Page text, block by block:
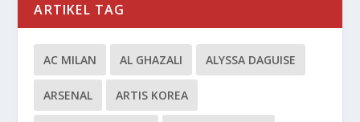
ARTIKEL TAG
AC MILAN AL GHAZALI ALYSSA DAGUISE
ARSENAL ARTIS KOREA